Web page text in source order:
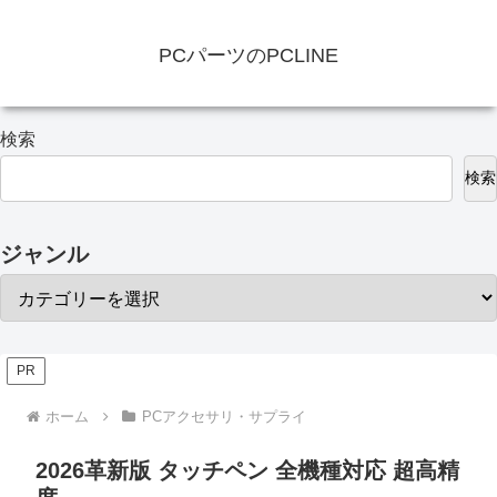
PCパーツのPCLINE
検索
検索
ジャンル
PR
ホーム PCアクセサリ・サプライ
2026革新版 タッチペン 全機種対応 超高精